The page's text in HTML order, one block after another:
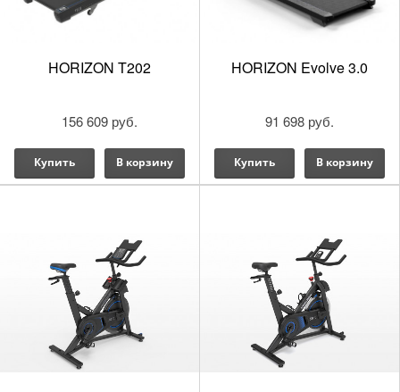
HORIZON T202
156 609 руб.
Купить В корзину
HORIZON Evolve 3.0
91 698 руб.
Купить В корзину